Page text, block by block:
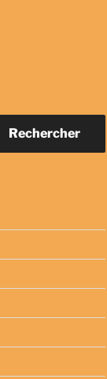
Rechercher